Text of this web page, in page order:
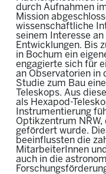
durch Aufnahmen
Mission
wissenschaftliche
seinem Interesse
Entwicklungen. Bis
in Bochum ein
engagierte sich für
an Observatorien in
Studie zum Bau
Teleskops. Aus
als Hexapod-
Instrumentierung
Optikzentrum NRW,
gefördert wurde.
beeinflussten die
MitarbeiterInnen
auch in die